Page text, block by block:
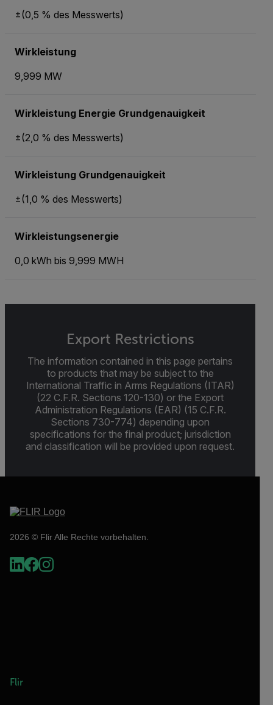
±(0,5 % des Messwerts)
Wirkleistung
9,999 MW
Wirkleistung Energie Grundgenauigkeit
±(2,0 % des Messwerts)
Wirkleistung Grundgenauigkeit
±(1,0 % des Messwerts)
Wirkleistungsenergie
0,0 kWh bis 9,999 MWH
Export Restrictions
The information contained in this page pertains
to products that may be subject to the
International Traffic in Arms Regulations (ITAR)
(22 C.F.R. Sections 120-130) or the Export
Administration Regulations (EAR) (15 C.F.R.
Sections 730-774) depending upon
specifications for the final product; jurisdiction
and classification will be provided upon request.
2026 © Flir Alle Rechte vorbehalten.
Flir